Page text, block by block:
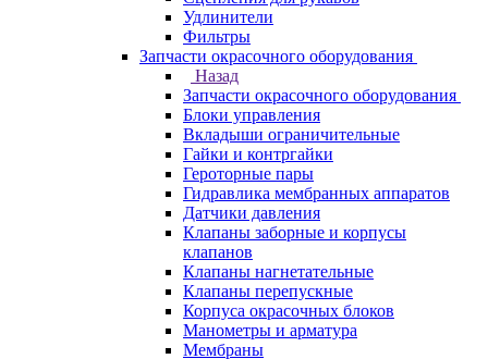
Удлинители
Фильтры
Запчасти окрасочного оборудования
Назад
Запчасти окрасочного оборудования
Блоки управления
Вкладыши ограничительные
Гайки и контргайки
Героторные пары
Гидравлика мембранных аппаратов
Датчики давления
Клапаны заборные и корпусы
клапанов
Клапаны нагнетательные
Клапаны перепускные
Корпуса окрасочных блоков
Манометры и арматура
Мембраны